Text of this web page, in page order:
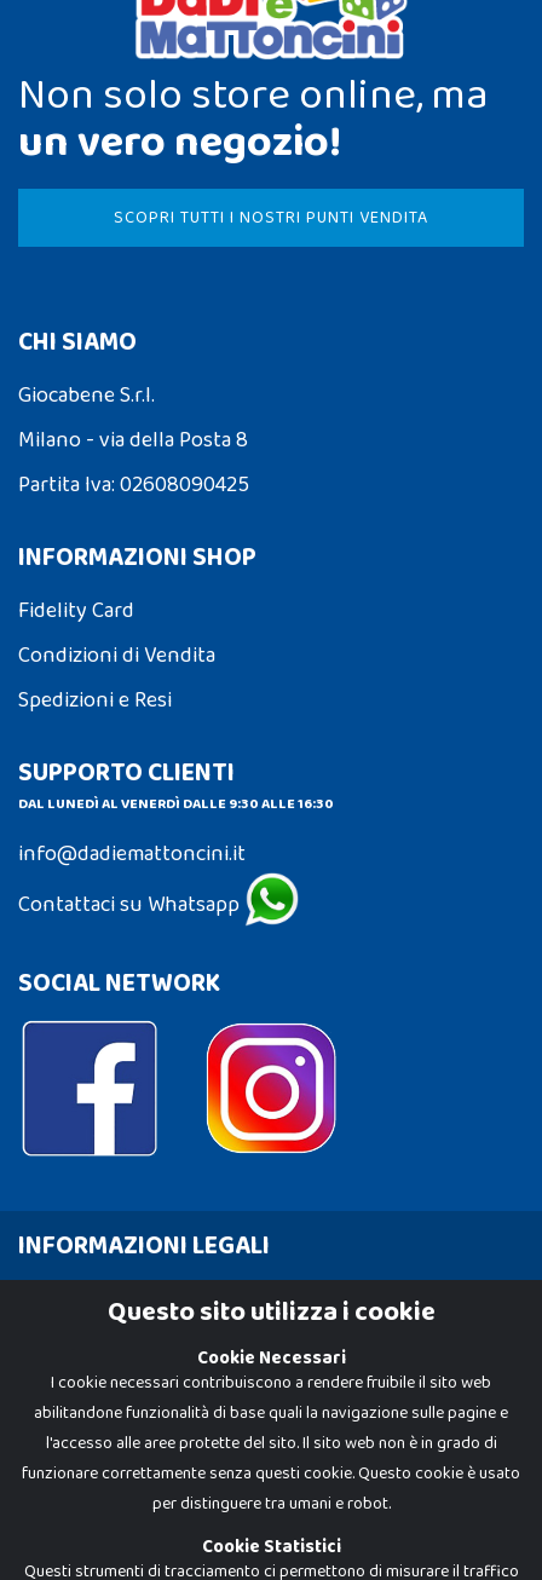
Non solo store online, ma
un vero negozio!
SCOPRI TUTTI I NOSTRI PUNTI VENDITA
CHI SIAMO
Giocabene S.r.l.
Milano - via della Posta 8
Partita Iva: 02608090425
INFORMAZIONI SHOP
Fidelity Card
Condizioni di Vendita
Spedizioni e Resi
SUPPORTO CLIENTI
DAL LUNEDÌ AL VENERDÌ DALLE 9:30 ALLE 16:30
info@dadiemattoncini.it
Contattaci su Whatsapp
SOCIAL NETWORK
INFORMAZIONI LEGALI
Cookie PolicyQuesto sito utilizza i cookie
Cookie Necessari
I cookie necessari contribuiscono a rendere fruibile il sito web
abilitandone funzionalità di base quali la navigazione sulle pagine e
l'accesso alle aree protette del sito. Il sito web non è in grado di
funzionare correttamente senza questi cookie. Questo cookie è usato
per distinguere tra umani e robot.
Cookie Statistici
Questi strumenti di tracciamento ci permettono di misurare il traffico